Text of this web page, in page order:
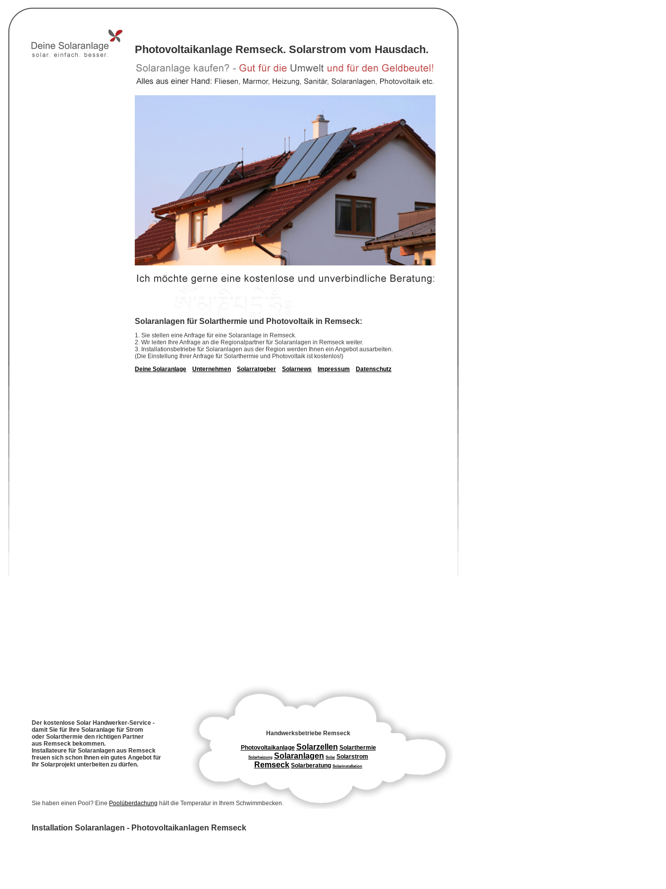
Photovoltaikanlage Remseck. Solarstrom vom Hausdach.
Solaranlagen für Solarthermie und Photovoltaik in Remseck:
1. Sie stellen eine Anfrage für eine Solaranlage in Remseck.
2. Wir leiten Ihre Anfrage an die Regionalpartner für Solaranlagen in Remseck weiter.
3. Installationsbetriebe für Solaranlagen aus der Region werden Ihnen ein Angebot ausarbeiten.
(Die Einstellung Ihrer Anfrage für Solarthermie und Photovoltaik ist kostenlos!)
Deine Solaranlage
Unternehmen Solarratgeber Solarnews Impressum Datenschutz
Der kostenlose Solar Handwerker-Service -
damit Sie für Ihre Solaranlage für Strom
oder Solarthermie den richtigen Partner
aus Remseck bekommen.
Installateure für Solaranlagen aus Remseck
freuen sich schon Ihnen ein gutes Angebot für
Ihr Solarprojekt unterbeiten zu dürfen.
Handwerksbetriebe Remseck
Photovoltaikanlage Solarzellen Solarthermie
Solarheizung Solaranlagen Solar Solarstrom
Remseck Solarberatung Solarinstallation
Sie haben einen Pool? Eine Poolüberdachung hält die Temperatur in Ihrem Schwimmbecken.
Installation Solaranlagen - Photovoltaikanlagen Remseck